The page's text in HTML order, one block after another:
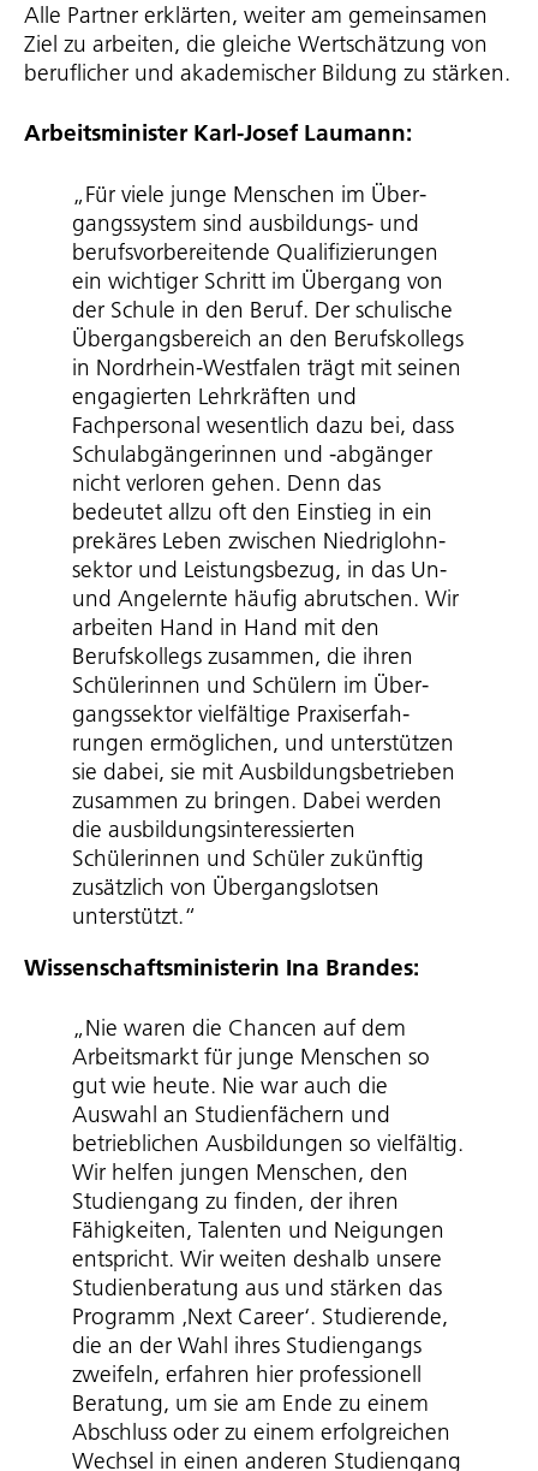
Alle Partner erklärten, weiter am gemeinsamen
Ziel zu arbeiten, die gleiche Wertschätzung von
beruflicher und akademischer Bildung zu stärken.
Arbeits­mi­nister Karl-Josef Laumann:
„Für viele junge Menschen im Über­
gangs­system sind ausbildungs- und
berufs­vor­be­rei­tende Quali­fi­zie­rungen
ein wichtiger Schritt im Übergang von
der Schule in den Beruf. Der schulische
Über­gangs­be­reich an den Berufskollegs
in Nordrhein-Westfalen trägt mit seinen
engagierten Lehrkräften und
Fachpersonal wesentlich dazu bei, dass
Schul­ab­gän­ge­rinnen und -abgänger
nicht verloren gehen. Denn das
bedeutet allzu oft den Einstieg in ein
prekäres Leben zwischen Nied­rig­lohn­
sektor und Leistungsbezug, in das Un-
und Angelernte häufig abrutschen. Wir
arbeiten Hand in Hand mit den
Berufskollegs zusammen, die ihren
Schülerinnen und Schülern im Über­
gangs­sektor vielfältige Praxis­er­fah­
rungen ermöglichen, und unterstützen
sie dabei, sie mit Ausbil­dungs­be­trieben
zusammen zu bringen. Dabei werden
die ausbil­dungs­in­ter­es­sierten
Schülerinnen und Schüler zukünftig
zusätzlich von Über­gangs­lotsen
unterstützt.“
Wissen­schafts­mi­nis­terin Ina Brandes:
„Nie waren die Chancen auf dem
Arbeitsmarkt für junge Menschen so
gut wie heute. Nie war auch die
Auswahl an Studienfächern und
betrieblichen Ausbildungen so vielfältig.
Wir helfen jungen Menschen, den
Studiengang zu finden, der ihren
Fähigkeiten, Talenten und Neigungen
entspricht. Wir weiten deshalb unsere
Studi­en­be­ra­tung aus und stärken das
Programm ‚Next Career‘. Studierende,
die an der Wahl ihres Studiengangs
zweifeln, erfahren hier professionell
Beratung, um sie am Ende zu einem
Abschluss oder zu einem erfolgreichen
Wechsel in einen anderen Studiengang